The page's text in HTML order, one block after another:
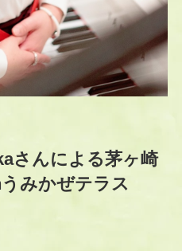
さんによる茅ヶ崎
みかぜテラス